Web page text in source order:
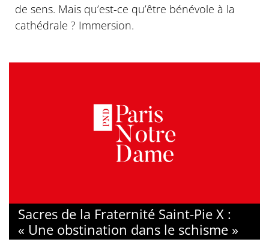
de sens. Mais qu’est-ce qu’être bénévole à la
cathédrale ? Immersion.
Sacres de la Fraternité Saint-Pie X :
« Une obstination dans le schisme »